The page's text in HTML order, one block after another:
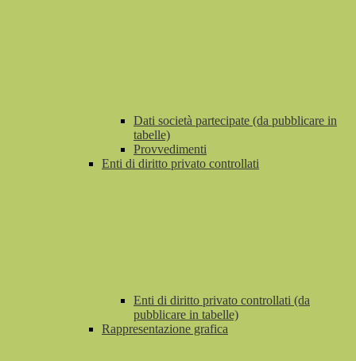
Dati società partecipate (da pubblicare in
tabelle)
Provvedimenti
Enti di diritto privato controllati
Enti di diritto privato controllati (da
pubblicare in tabelle)
Rappresentazione grafica